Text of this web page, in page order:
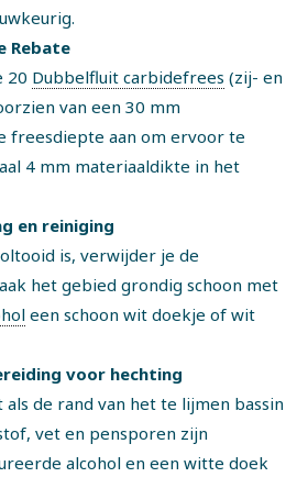
Rebate
20 Dubbelfluit carbidefrees (zij- en
van een 30 mm
freesdiepte aan om ervoor te
4 mm materiaaldikte in het
en reiniging
is, verwijder je de
het gebied grondig schoon met
een schoon wit doekje of wit
voor hechting
de rand van het te lijmen bassin
vet en pensporen zijn
alcohol en een witte doek